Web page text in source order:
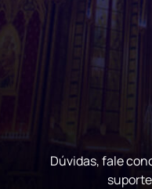
Dúvidas, fale